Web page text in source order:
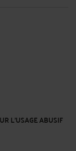
L'USAGE ABUSIF